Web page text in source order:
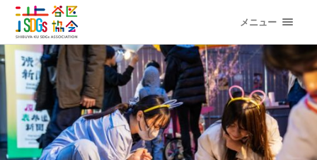
メニュー